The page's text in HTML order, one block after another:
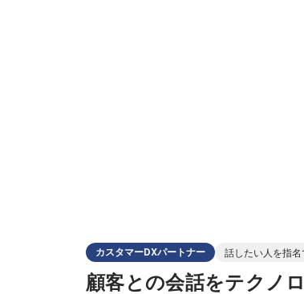
カスタマーDXパートナー 話したい人を指名
顧客との会話をテクノ